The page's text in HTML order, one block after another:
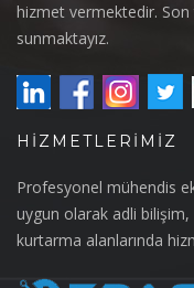
hizmet vermektedir.
sunmaktayız.
HIZMETLERIMIZ
Profesyonel mühendis
uygun olarak adli
kurtarma alanlarında